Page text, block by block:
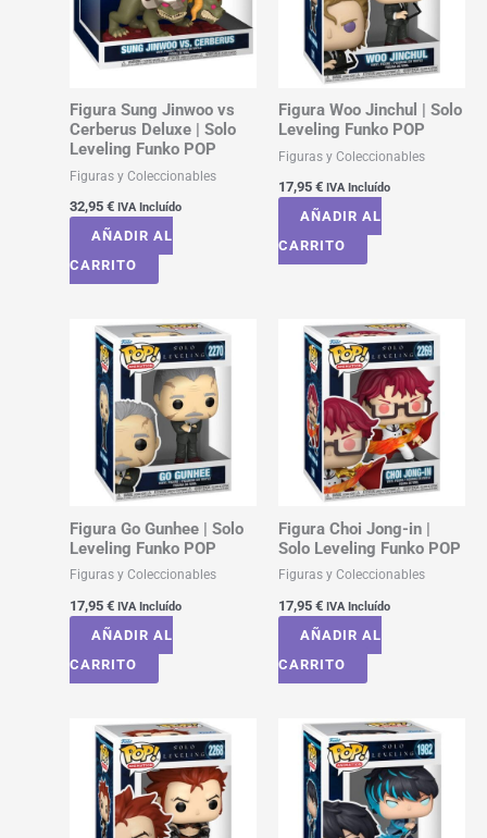
Figura Sung Jinwoo vs
Cerberus Deluxe | Solo
Leveling Funko POP
Figuras y Coleccionables
32,95 € IVA Incluído
AÑADIR AL
CARRITO
Figura Woo Jinchul | Solo
Leveling Funko POP
Figuras y Coleccionables
17,95 € IVA Incluído
AÑADIR AL
CARRITO
Figura Go Gunhee | Solo
Leveling Funko POP
Figuras y Coleccionables
17,95 € IVA Incluído
AÑADIR AL
CARRITO
Figura Choi Jong-in |
Solo Leveling Funko POP
Figuras y Coleccionables
17,95 € IVA Incluído
AÑADIR AL
CARRITO